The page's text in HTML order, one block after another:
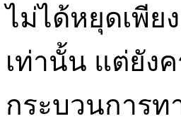
ไม่ได้หยุดเพีย
เท่านั้น แต่ยัง
กระบวนการท